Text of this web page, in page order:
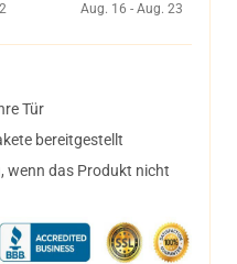
Aug. 16 - Aug. 23
Tür
bereitgestellt
wenn das Produkt nicht